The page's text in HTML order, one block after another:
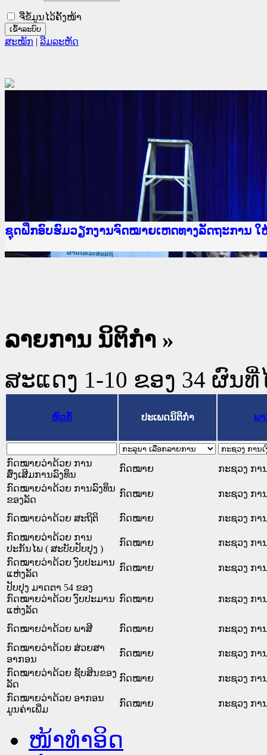
ຈື່ຂໍ້ມູນໄວ້ຄັ້ງໜ້າ
ສະໝັກ | ລືມລະຫັດ
Ministry of Justice Lao PDR
ເຜີຍແຜ່ວັບໄຊຈົດໝາຍເຫດທາງລັດຖະການ ແລະ ແອັ
ກະຊວງຍຸຕິທຳ
ຊຸດຝຶກອົບຮົມວຽກງານຈົດໝາຍເຫດທາງລັດຖະການ
ກອງປະຊຸມທົບທວນຄືນການຈັດຕັ້ງປະຕິບັດວຽກງານຈົ
ຝຶກອົບຮົມ ຜູ່ປະສານງານວຽກງານຈົດໝາຍເຫດທາງລັ
ຝຶກອົບຮົມ ຜູ່ປະສານງານວຽກງານຈົດໝາຍເຫດທາງລັ
ເຜີຍແຜ່ແອັບກົດໝາຍລາວ ແລະ ເວັບໄຊຈົດໝາຍເຫດ
ເຜີຍແຜ່ແອັບກົດໝາຍລາວ ແລະ ເວັບໄຊຈົດໝາຍເຫດ
ຍົກລະດັບວຽກງານຈົດໝາຍເຫດທາງລັດຖະການໃຫ້ຜູ້
ຊຸດຝຶກອົບຮົມວຽກງານຈົດໝາຍເຫດທາງລັດຖະການ ໃ
ລາຍການ ນິຕິກໍາ »
ສະແດງ 1-10 ຂອງ 34 ຜົນ
ຫົວຂໍ້ ປະເພດນິຕິກຳ ພ
ກົດໝາຍວ່າດ້ວຍ ການ
ສົ່ງເສີມການລົງທຶນ
ກົດໝາຍ
ກະຊວງ ກາ
ກົດໝາຍວ່າດ້ວຍ ການລົງທຶນ
ຂອງລັດ
ກົດໝາຍ ກະຊວງ ກາ
ກົດ​ໝາຍວ່າ​ດ້ວຍ ສະ​ຖິ​ຕິ ກົດໝາຍ
ກະຊວງ ກາ
ກົດໝາຍວ່າດ້ວຍ ການ
ປະກັນໄພ ( ສະບັບປັບປຸງ )
ກົດໝາຍ
ກະຊວງ ກາ
ກົດໝາຍວ່າດ້ວຍ ງົບປະມານ
ແຫ່ງລັດ
ກົດໝາຍ
ກະຊວງ ກາ
ປັບປຸງ ມາດຕາ 54 ຂອງ
ກົດໝາຍວ່າດ້ວຍ ງົບປະມານ
ແຫ່ງລັດ
ກົດໝາຍ ກະຊວງ ກາ
ກົດໝາຍວ່າດ້ວຍ ພາສີ ກົດໝາຍ
ກະຊວງ ກາ
ກົດໝາຍວ່າດ້ວຍ ສ່ວຍສາ
ອາກອນ
ກົດໝາຍ
ກະຊວງ ກາ
ກົດໝາຍວ່າດ້ວຍ ຊັບສິນຂອງ
ລັດ
ກົດໝາຍ
ກະຊວງ ກາ
ກົດໝາຍວ່າດ້ວຍ ອາກອນ
ມູນຄ່າເພີ່ມ
ກົດໝາຍ ກະຊວງ ກາ
ໜ້າທໍາອິດ